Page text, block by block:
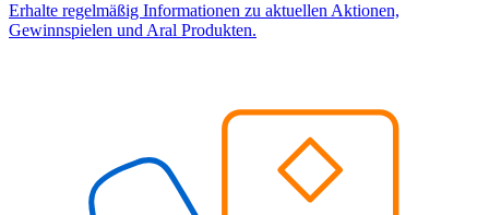
Erhalte regelmäßig Informationen zu aktuellen Aktionen,
Gewinnspielen und Aral Produkten.